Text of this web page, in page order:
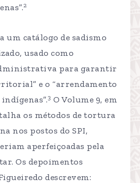
2
um catálogo de sadismo
usado como
para garantir
e o “arrendamento
3 O Volume 9, em
os métodos de tortura
nos postos do SPI,
aperfeiçoadas pela
Os depoimentos
descrevem: